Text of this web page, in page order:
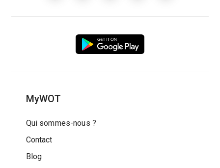
MyWOT
Qui sommes-nous ?
Contact
Blog